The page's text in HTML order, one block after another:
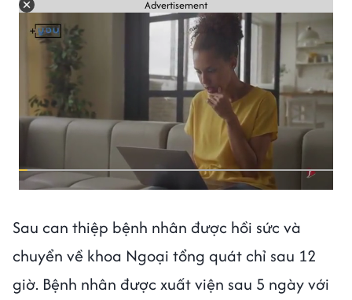
Advertisement
Sau can thiệp bệnh nhân được hồi sức và
chuyển về khoa Ngoại tổng quát chỉ sau 12
giờ. Bệnh nhân được xuất viện sau 5 ngày với